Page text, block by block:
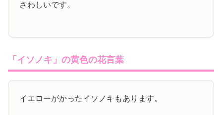
さわしいです。
「イソノキ」の黄色の花言葉
イエローがかったイソノキもあります。